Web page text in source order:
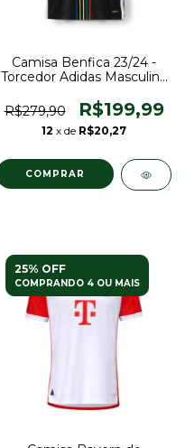
Camisa Benfica 23/24 -
Torcedor Adidas Masculina
R$279,90
R$199,99
12 x de R$20,27
COMPRAR
25% OFF
COMPRANDO 4 OU MAIS